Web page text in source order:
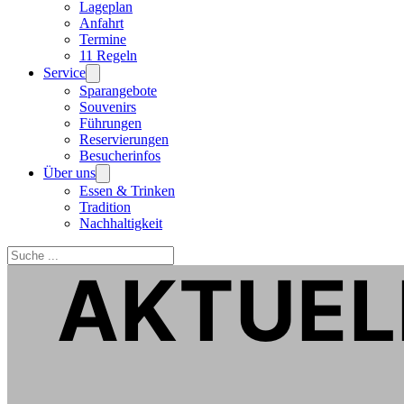
Lageplan
Anfahrt
Termine
11 Regeln
Service
Sparangebote
Souvenirs
Führungen
Reservierungen
Besucherinfos
Über uns
Essen & Trinken
Tradition
Nachhaltigkeit
Suchen